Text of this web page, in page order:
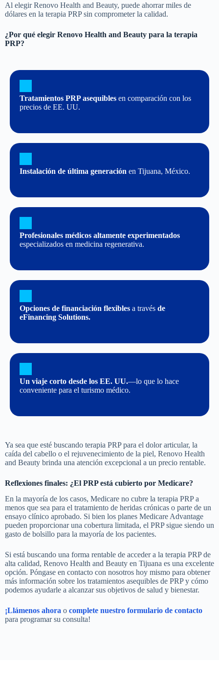
Al elegir Renovo Health and Beauty, puede ahorrar miles de
dólares en la terapia PRP sin comprometer la calidad.
¿Por qué elegir Renovo Health and Beauty para la terapia
PRP?
Tratamientos PRP asequibles en comparación con los
precios de EE. UU.
Instalación de última generación en Tijuana, México.
Profesionales médicos altamente experimentados
especializados en medicina regenerativa.
Opciones de financiación flexibles a través de
eFinancing Solutions.
Un viaje corto desde los EE. UU.—lo que lo hace
conveniente para el turismo médico.
Ya sea que esté buscando terapia PRP para el dolor articular, la
caída del cabello o el rejuvenecimiento de la piel, Renovo Health
and Beauty brinda una atención excepcional a un precio rentable.
Reflexiones finales: ¿El PRP está cubierto por Medicare?
En la mayoría de los casos, Medicare no cubre la terapia PRP a
menos que sea para el tratamiento de heridas crónicas o parte de un
ensayo clínico aprobado. Si bien los planes Medicare Advantage
pueden proporcionar una cobertura limitada, el PRP sigue siendo un
gasto de bolsillo para la mayoría de los pacientes.
Si está buscando una forma rentable de acceder a la terapia PRP de
alta calidad, Renovo Health and Beauty en Tijuana es una excelente
opción. Póngase en contacto con nosotros hoy mismo para obtener
más información sobre los tratamientos asequibles de PRP y cómo
podemos ayudarle a alcanzar sus objetivos de salud y bienestar.
¡Llámenos ahora o complete nuestro formulario de contacto
para programar su consulta!